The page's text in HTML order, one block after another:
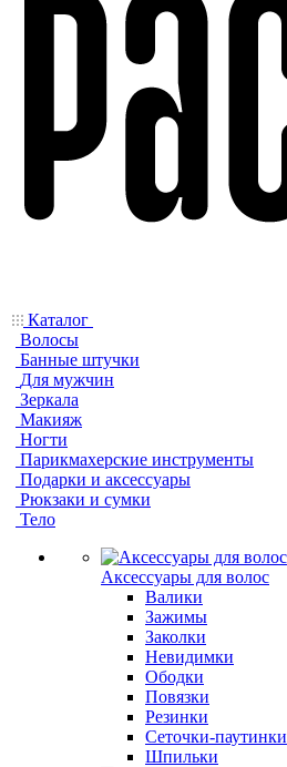
Каталог
Волосы
Банные штучки
Для мужчин
Зеркала
Макияж
Ногти
Парикмахерские инструменты
Подарки и аксессуары
Рюкзаки и сумки
Тело
Аксессуары для волос
Валики
Зажимы
Заколки
Невидимки
Ободки
Повязки
Резинки
Сеточки-паутинки
Шпильки